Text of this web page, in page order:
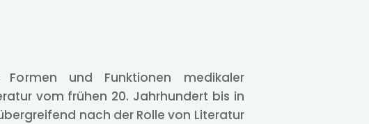
und Funktionen medikaler
vom frühen 20. Jahrhundert bis in
nach der Rolle von Literatur